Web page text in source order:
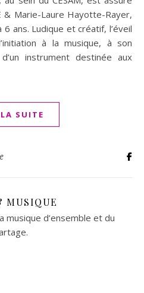
& Marie-Laure Hayotte-Rayer,
ans. Ludique et créatif, l’éveil
à la musique, à son
instrument destinée aux
SUITE
MUSIQUE
musique d’ensemble et du